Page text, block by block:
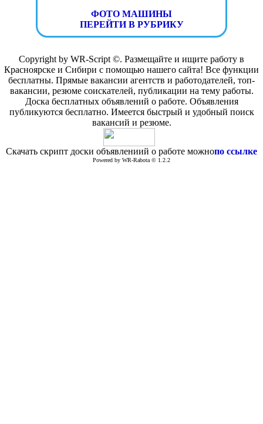
ФОТО МАШИНЫ
ПЕРЕЙТИ В РУБРИКУ
Copyright by WR-Script ©. Размещайте и ищите работу в
Красноярске и Сибири с помощью нашего сайта! Все функции
бесплатны. Прямые вакансии агентств и работодателей, топ-
вакансии, резюме соискателей, публикации на тему работы.
Доска бесплатных объявлений о работе. Объявления
публикуются бесплатно. Имеется быстрый и удобный поиск
вакансий и резюме.
Скачать скрипт доски объявлениий о работе можнопо ссылке
Powered by WR-Rabota © 1.2.2